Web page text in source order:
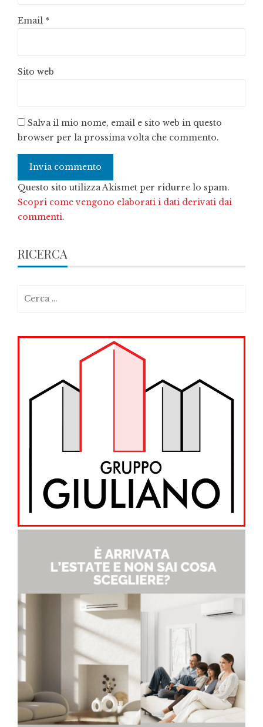
Email *
Sito web
Salva il mio nome, email e sito web in questo
browser per la prossima volta che commento.
Questo sito utilizza Akismet per ridurre lo spam.
Scopri come vengono elaborati i dati derivati dai
commenti.
RICERCA